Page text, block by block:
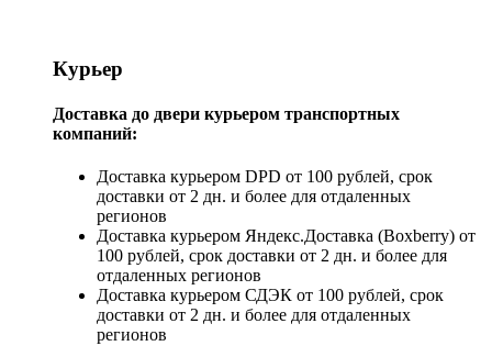
Курьер
Доставка до двери курьером транспортных
компаний:
Доставка курьером DPD от 100 рублей, срок
доставки от 2 дн. и более для отдаленных
регионов
Доставка курьером Яндекс.Доставка (Boxberry) от
100 рублей, срок доставки от 2 дн. и более для
отдаленных регионов
Доставка курьером СДЭК от 100 рублей, срок
доставки от 2 дн. и более для отдаленных
регионов